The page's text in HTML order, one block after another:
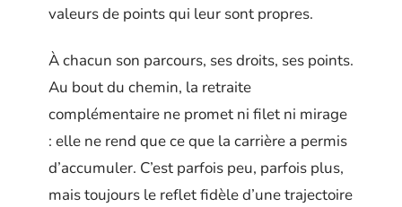
valeurs de points qui leur sont propres.
À chacun son parcours, ses droits, ses points.
Au bout du chemin, la retraite
complémentaire ne promet ni filet ni mirage
: elle ne rend que ce que la carrière a permis
d’accumuler. C’est parfois peu, parfois plus,
mais toujours le reflet fidèle d’une trajectoire